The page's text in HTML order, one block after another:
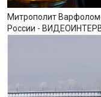
Митрополит
России -